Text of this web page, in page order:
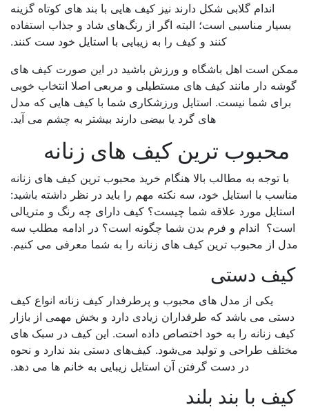
اندام گلابی شکل دارند نیز کیف هایی با بند های کوتاه گزینه
مناسبی است؛ البته اگر از رنگ‌های شاد و جذاب استفاده
کنند و کیف را به زیبایی با استایل خود ست کنند.
است اهل باشگاه و ورزش باشید در این صورت کیف های
دار مانند کیف های مستطیلی و مربعی اصلا انتخاب خوبی
شما نیست. استایل ورزشکاری شما با کیف هایی که مدل
های گرد یا بیضی دارند بیشتر به چشم می آید.
ترین کیف های زنانه
با توجه به مطالب بالا هنگام خرید محبوب ترین کیف های زنانه
با استایل خود، سه نکته مهم را باید در نظر داشته باشید:
مورد علاقه شما چیست؟ کیف دارای چه رنگ و متریالی
اندام و فرم بدن شما چگونه است؟ در ادامه مطلب سه
از محبوب ترین کیف های زنانه را به شما معرفی می کنیم.
دستی
یکی از مدل های محبوب و پرطرفدار کیف زنانه انواع کیف
می باشد که طرفداران زیادی دارد و بخش مهمی از بازار
زنانه را به خود اختصاص داده است. این کیف در سبک های
طراحی و تولید می‌شود. کیف‌های دستی بند ندارد و نحوه
در دست گرفتن آن استایل زیبایی به خانم ها می دهد.
با بند بلند